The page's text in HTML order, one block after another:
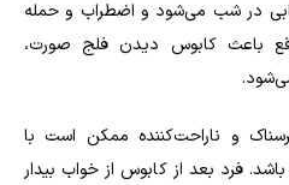
در شب می‌شود و اضطراب و حمله
باعث کابوس دیدن فلج صورت،
و ناراحت‌کننده ممکن است با
فرد بعد از کابوس از خواب بیدار